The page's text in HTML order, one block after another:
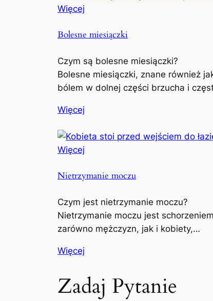
Więcej
Bolesne miesiączki
Czym są bolesne miesiączki?
Bolesne miesiączki, znane również
bólem w dolnej części brzucha i
Więcej
Więcej
Nietrzymanie moczu
Czym jest nietrzymanie moczu?
Nietrzymanie moczu jest
zarówno mężczyzn, jak i kobiety,…
Więcej
Zadaj Pytanie